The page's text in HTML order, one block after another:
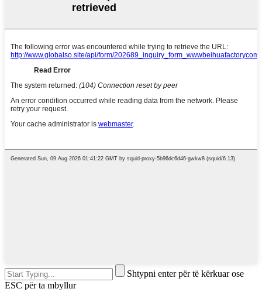
Shtypni enter për të kërkuar ose
ESC për ta mbyllur